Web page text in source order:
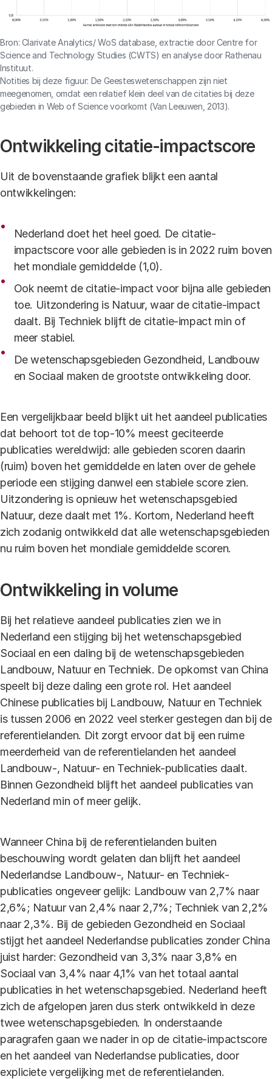
Bron: Clarivate Analytics/ WoS database, extractie door Centre for
Science and Technology Studies (CWTS) en analyse door Rathenau
Instituut.
Notities bij deze figuur: De Geesteswetenschappen zijn niet
meegenomen, omdat een relatief klein deel van de citaties bij deze
gebieden in Web of Science voorkomt (Van Leeuwen, 2013).
Ontwikkeling citatie-impactscore
Uit de bovenstaande grafiek blijkt een aantal
ontwikkelingen:
Nederland doet het heel goed. De citatie-
impactscore voor alle gebieden is in 2022 ruim boven
het mondiale gemiddelde (1,0).
Ook neemt de citatie-impact voor bijna alle gebieden
toe. Uitzondering is Natuur, waar de citatie-impact
daalt. Bij Techniek blijft de citatie-impact min of
meer stabiel.
De wetenschapsgebieden Gezondheid, Landbouw
en Sociaal maken de grootste ontwikkeling door.
Een vergelijkbaar beeld blijkt uit het aandeel publicaties
dat behoort tot de top-10% meest geciteerde
publicaties wereldwijd: alle gebieden scoren daarin
(ruim) boven het gemiddelde en laten over de gehele
periode een stijging danwel een stabiele score zien.
Uitzondering is opnieuw het wetenschapsgebied
Natuur, deze daalt met 1%. Kortom, Nederland heeft
zich zodanig ontwikkeld dat alle wetenschapsgebieden
nu ruim boven het mondiale gemiddelde scoren.
Ontwikkeling in volume
Bij het relatieve aandeel publicaties zien we in
Nederland een stijging bij het wetenschapsgebied
Sociaal en een daling bij de wetenschapsgebieden
Landbouw, Natuur en Techniek. De opkomst van China
speelt bij deze daling een grote rol. Het aandeel
Chinese publicaties bij Landbouw, Natuur en Techniek
is tussen 2006 en 2022 veel sterker gestegen dan bij de
referentielanden. Dit zorgt ervoor dat bij een ruime
meerderheid van de referentielanden het aandeel
Landbouw-, Natuur- en Techniek-publicaties daalt.
Binnen Gezondheid blijft het aandeel publicaties van
Nederland min of meer gelijk.
Wanneer China bij de referentielanden buiten
beschouwing wordt gelaten dan blijft het aandeel
Nederlandse Landbouw-, Natuur- en Techniek-
publicaties ongeveer gelijk: Landbouw van 2,7% naar
2,6%; Natuur van 2,4% naar 2,7%; Techniek van 2,2%
naar 2,3%. Bij de gebieden Gezondheid en Sociaal
stijgt het aandeel Nederlandse publicaties zonder China
juist harder: Gezondheid van 3,3% naar 3,8% en
Sociaal van 3,4% naar 4,1% van het totaal aantal
publicaties in het wetenschapsgebied. Nederland heeft
zich de afgelopen jaren dus sterk ontwikkeld in deze
twee wetenschapsgebieden. In onderstaande
paragrafen gaan we nader in op de citatie-impactscore
en het aandeel van Nederlandse publicaties, door
expliciete vergelijking met de referentielanden.